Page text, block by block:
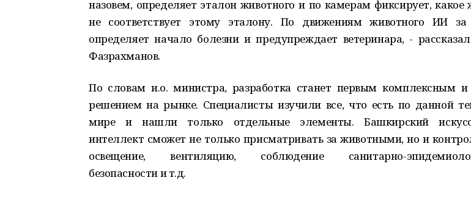
назовем, определяет эталон животного и по камерам фиксирует, какое
не соответствует этому эталону. По движениям животного ИИ
определяет начало болезни и предупреждает ветеринара, -
Фазрахманов.
По словам и.о. министра, разработка станет первым комплексным
решением на рынке. Специалисты изучили все, что есть по данной
мире и нашли только отдельные элементы. Башкирский
интеллект сможет не только присматривать за животными, но и
освещение, вентиляцию, соблюдение санитарно-
безопасности и т.д.